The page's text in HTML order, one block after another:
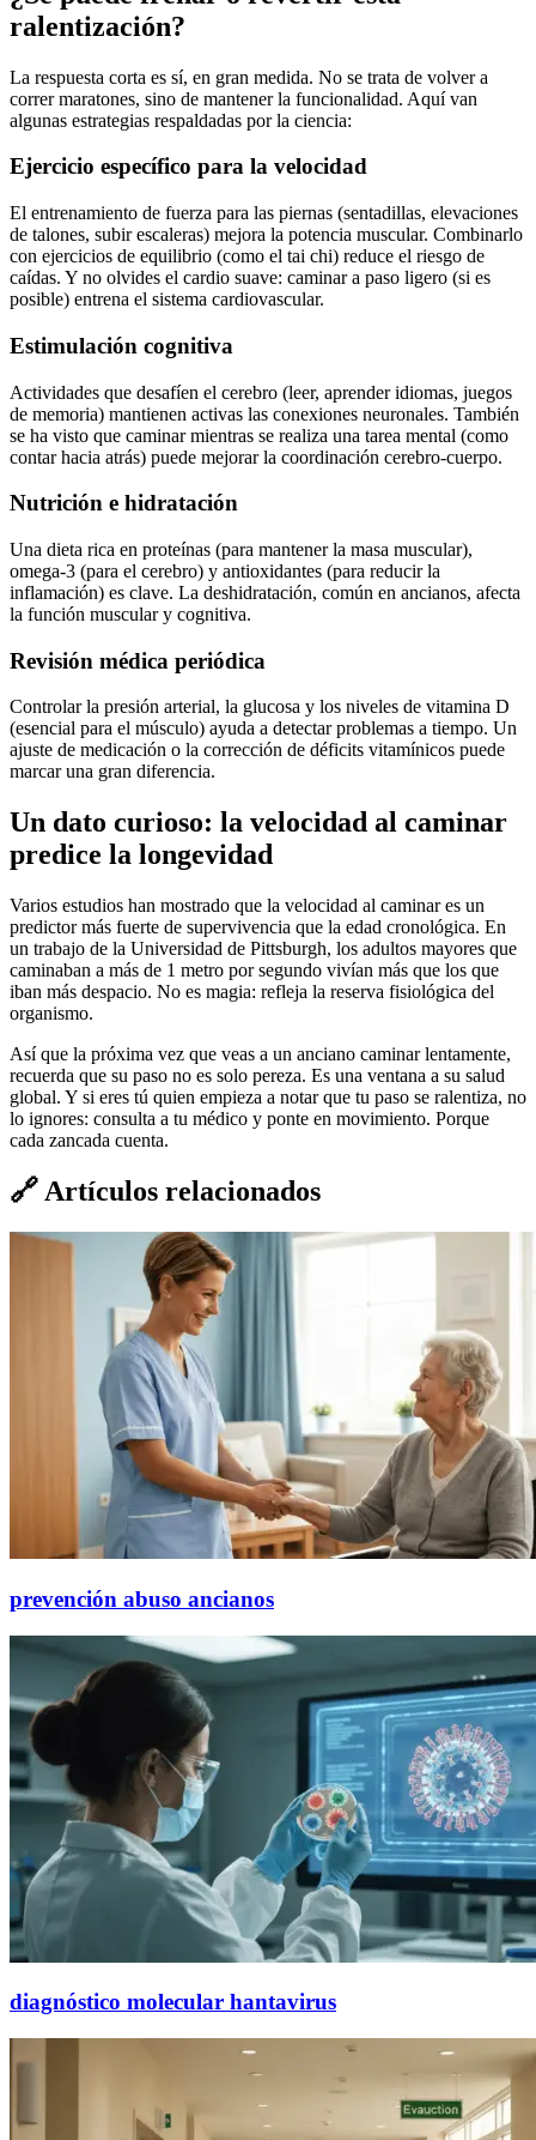
ralentización?
La respuesta corta es sí, en gran medida. No se trata de volver a
correr maratones, sino de mantener la funcionalidad. Aquí van
algunas estrategias respaldadas por la ciencia:
Ejercicio específico para la velocidad
El entrenamiento de fuerza para las piernas (sentadillas, elevaciones
de talones, subir escaleras) mejora la potencia muscular. Combinarlo
con ejercicios de equilibrio (como el tai chi) reduce el riesgo de
caídas. Y no olvides el cardio suave: caminar a paso ligero (si es
posible) entrena el sistema cardiovascular.
Estimulación cognitiva
Actividades que desafíen el cerebro (leer, aprender idiomas, juegos
de memoria) mantienen activas las conexiones neuronales. También
se ha visto que caminar mientras se realiza una tarea mental (como
contar hacia atrás) puede mejorar la coordinación cerebro-cuerpo.
Nutrición e hidratación
Una dieta rica en proteínas (para mantener la masa muscular),
omega-3 (para el cerebro) y antioxidantes (para reducir la
inflamación) es clave. La deshidratación, común en ancianos, afecta
la función muscular y cognitiva.
Revisión médica periódica
Controlar la presión arterial, la glucosa y los niveles de vitamina D
(esencial para el músculo) ayuda a detectar problemas a tiempo. Un
ajuste de medicación o la corrección de déficits vitamínicos puede
marcar una gran diferencia.
Un dato curioso: la velocidad al caminar
predice la longevidad
Varios estudios han mostrado que la velocidad al caminar es un
predictor más fuerte de supervivencia que la edad cronológica. En
un trabajo de la Universidad de Pittsburgh, los adultos mayores que
caminaban a más de 1 metro por segundo vivían más que los que
iban más despacio. No es magia: refleja la reserva fisiológica del
organismo.
Así que la próxima vez que veas a un anciano caminar lentamente,
recuerda que su paso no es solo pereza. Es una ventana a su salud
global. Y si eres tú quien empieza a notar que tu paso se ralentiza, no
lo ignores: consulta a tu médico y ponte en movimiento. Porque
cada zancada cuenta.
🔗 Artículos relacionados
prevención abuso ancianos
diagnóstico molecular hantavirus